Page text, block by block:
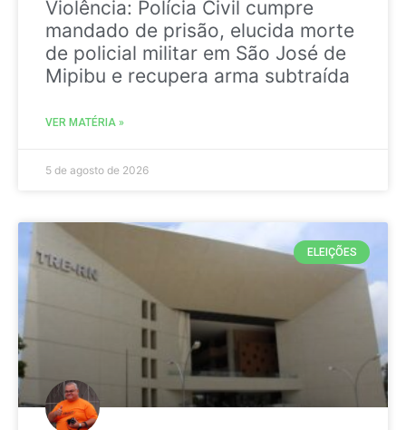
Violência: Polícia Civil cumpre
mandado de prisão, elucida morte
de policial militar em São José de
Mipibu e recupera arma subtraída
VER MATÉRIA »
5 de agosto de 2026
ELEIÇÕES